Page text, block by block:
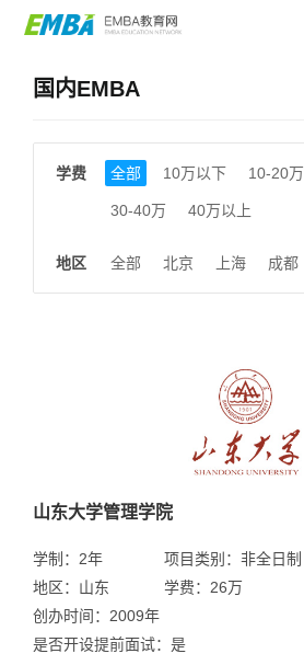
国内EMBA
学费 全部 10万以下 10-20万
30-40万 40万以上
地区 全部 北京 上海 成都
山东
广州
山东大学管理学院
学制：2年
地区：山东
项目类别：非全日制
学费：26万
创办时间：2009年
是否开设提前面试：是